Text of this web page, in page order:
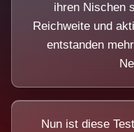
ihren Nischen
Reichweite und
entstanden
Nun ist diese